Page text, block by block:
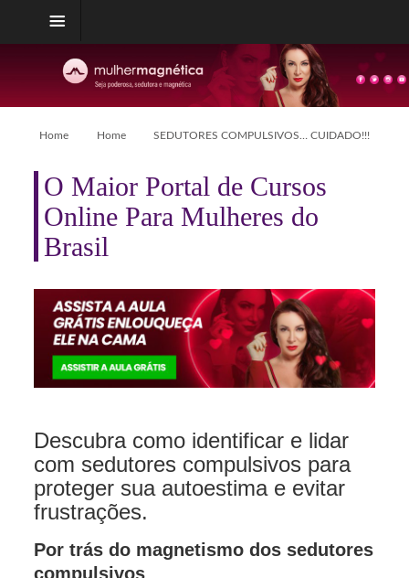
Home Home SEDUTORES COMPULSIVOS… CUIDADO!!!
O Maior Portal de Cursos
Online Para Mulheres do
Brasil
Descubra como identificar e lidar
com sedutores compulsivos para
proteger sua autoestima e evitar
frustrações.
Por trás do magnetismo dos sedutores
compulsivos